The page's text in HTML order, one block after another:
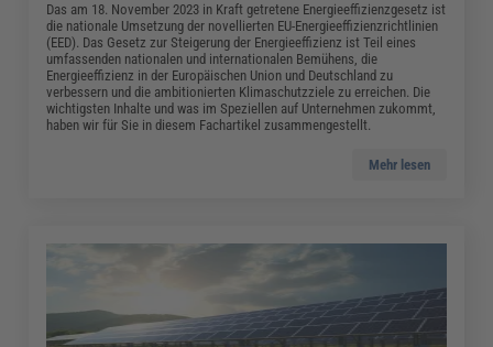
Das am 18. November 2023 in Kraft getretene Energieeffizienzgesetz ist
die nationale Umsetzung der novellierten EU-Energieeffizienzrichtlinien
(EED). Das Gesetz zur Steigerung der Energieeffizienz ist Teil eines
umfassenden nationalen und internationalen Bemühens, die
Energieeffizienz in der Europäischen Union und Deutschland zu
verbessern und die ambitionierten Klimaschutzziele zu erreichen. Die
wichtigsten Inhalte und was im Speziellen auf Unternehmen zukommt,
haben wir für Sie in diesem Fachartikel zusammengestellt.
Mehr lesen